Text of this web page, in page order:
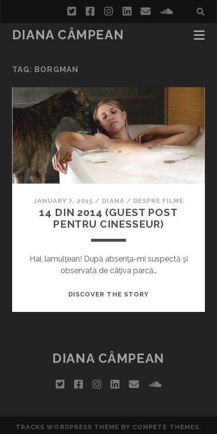
twitterfacebookinstagram
linkedin
email
DIANA CÂMPEAN
TAG: BORGMAN
JANUARY 7, 2015 / DIANA / DESPRE FILME
14 DIN 2014 (GUEST POST
PENTRU CINESSEUR)
Hai, lamulţean! După absenţa-mi suspectă şi
observată de câţiva parcă…
DISCOVER THE STORY14
CINESSEUR)
DIANA CÂMPEAN
twitterfacebookinstagram
linkedin
emailsoundcloud
TRACKS WORDPRESS THEME BY COMPETE THEMES.